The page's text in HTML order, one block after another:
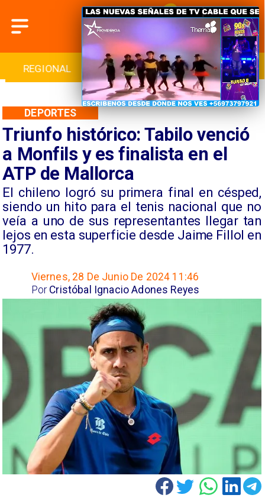
REGIONAL INTERNACIONAL DEPORTES
Triunfo histórico: Tabilo venció
a Monfils y es finalista en el
ATP de Mallorca
​El chileno logró su primera final en césped,
siendo un hito para el tenis nacional que no
veía a uno de sus representantes llegar tan
lejos en esta superficie desde Jaime Fillol en
1977.
DEPORTES
Viernes, 28 De Junio De 2024 11:46
Cristóbal Ignacio Adones Reyes
Por